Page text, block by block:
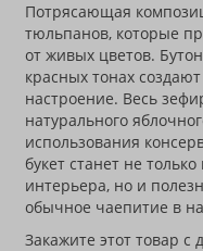
Потрясающая
тюльпанов, которые
от живых цветов.
красных тонах
настроение. Весь
натурального
использования
букет станет не
интерьера, но и
обычное чаепитие в
Закажите этот товар с